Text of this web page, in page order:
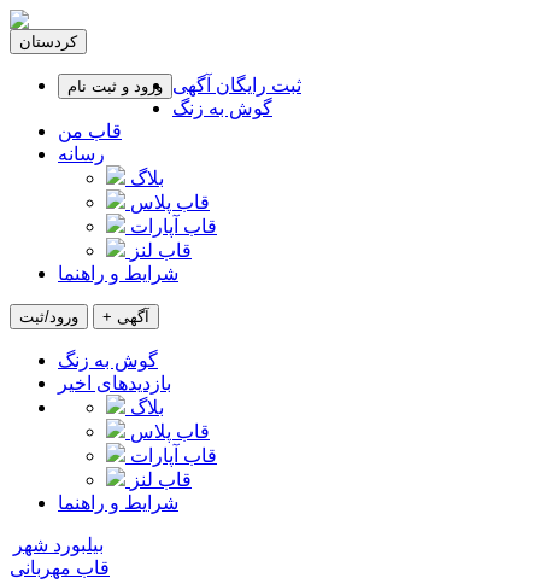
کردستان
ورود و ثبت نام ثبت رایگان آگهی
گوش به زنگ
قاب من
رسانه
بلاگ
قاب پلاس
قاب آپارات
قاب لنز
شرایط و راهنما
ورود/ثبت + آگهی
گوش به زنگ
بازدیدهای اخیر
بلاگ
قاب پلاس
قاب آپارات
قاب لنز
شرایط و راهنما
بیلبورد شهر
قاب مهربانی